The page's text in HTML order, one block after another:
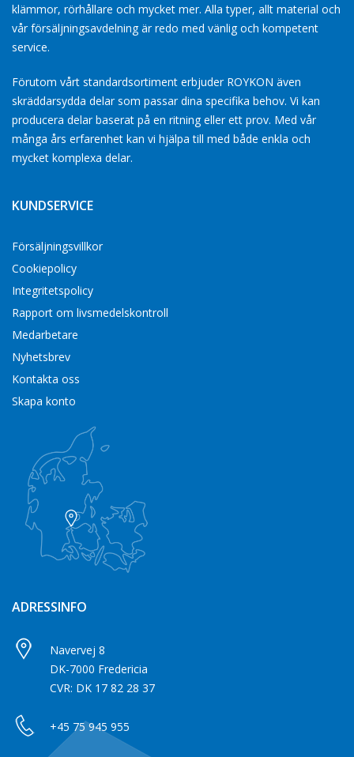
klämmor, rörhållare och mycket mer. Alla typer, allt material och
vår försäljningsavdelning är redo med vänlig och kompetent
service.
Förutom vårt standardsortiment erbjuder ROYKON även
skräddarsydda delar som passar dina specifika behov. Vi kan
producera delar baserat på en ritning eller ett prov. Med vår
många års erfarenhet kan vi hjälpa till med både enkla och
mycket komplexa delar.
KUNDSERVICE
Försäljningsvillkor
Cookiepolicy
Integritetspolicy
Rapport om livsmedelskontroll
Medarbetare
Nyhetsbrev
Kontakta oss
Skapa konto
ADRESSINFO
Navervej 8
DK-7000 Fredericia
CVR: DK 17 82 28 37
+45 75 945 955